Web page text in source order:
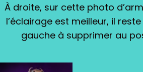
À droite, sur cette photo
l’éclairage est meilleur, il
gauche à supprimer au